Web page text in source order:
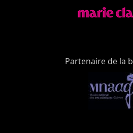
Partenaire de la